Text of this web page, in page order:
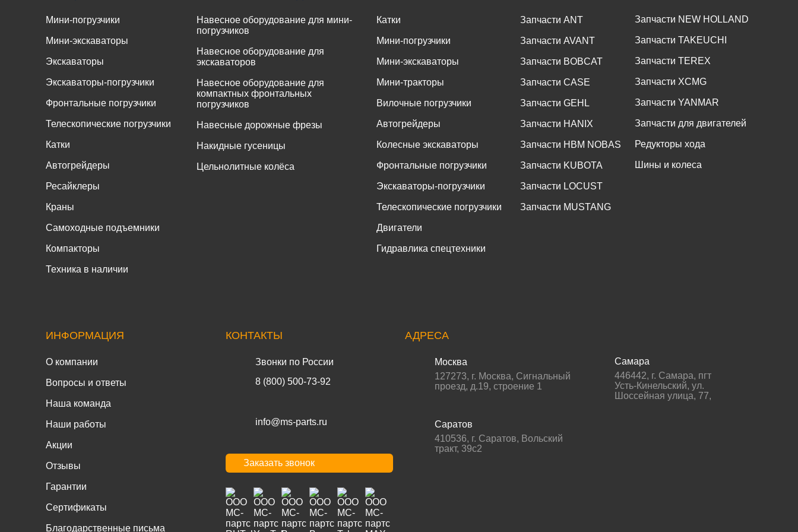
Мини-погрузчики
Мини-экскаваторы
Экскаваторы
Экскаваторы-погрузчики
Фронтальные погрузчики
Телескопические погрузчики
Катки
Автогрейдеры
Ресайклеры
Краны
Самоходные подъемники
Компакторы
Техника в наличии
Навесное оборудование для мини-
погрузчиков
Навесное оборудование для
экскаваторов
Навесное оборудование для
компактных фронтальных
погрузчиков
Навесные дорожные фрезы
Накидные гусеницы
Цельнолитные колёса
Катки
Мини-погрузчики
Мини-экскаваторы
Мини-тракторы
Вилочные погрузчики
Автогрейдеры
Колесные экскаваторы
Фронтальные погрузчики
Экскаваторы-погрузчики
Телескопические погрузчики
Двигатели
Гидравлика спецтехники
Запчасти ANT
Запчасти AVANT
Запчасти BOBCAT
Запчасти CASE
Запчасти GEHL
Запчасти HANIX
Запчасти HBM NOBAS
Запчасти KUBOTA
Запчасти LOCUST
Запчасти MUSTANG
Запчасти NEW HOLLAND
Запчасти TAKEUCHI
Запчасти TEREX
Запчасти XCMG
Запчасти YANMAR
Запчасти для двигателей
Редукторы хода
Шины и колеса
ИНФОРМАЦИЯ
О компании
Вопросы и ответы
Наша команда
Наши работы
Акции
Отзывы
Гарантии
Сертификаты
Благодарственные письма
КОНТАКТЫ
Звонки по России
8 (800) 500-73-92
info@ms-parts.ru
Заказать звонок
АДРЕСА
Москва
127273, г. Москва, Сигнальный
проезд, д.19, строение 1
Саратов
410536, г. Саратов, Вольский
тракт, 39с2
Самара
446442, г. Самара, пгт
Усть-Кинельский, ул.
Шоссейная улица, 77,